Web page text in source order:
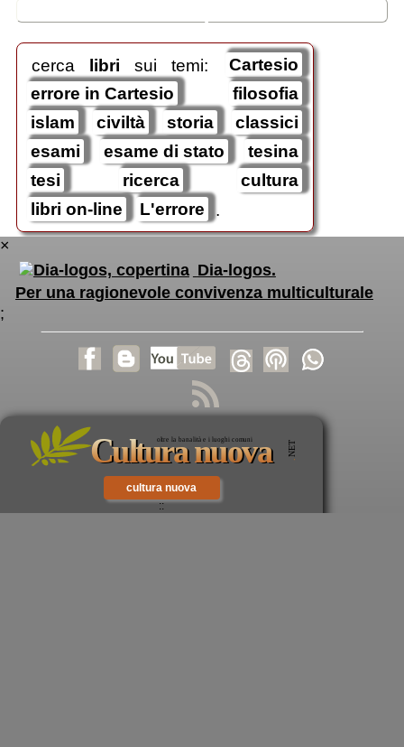
cerca libri sui temi:
Cartesio
errore in Cartesio
filosofia
islam
civiltà storia
classici
esami
esame di stato
tesina
tesi
ricerca
cultura
libri on-line
L'errore .
×
Dia-logos.
Per una ragionevole convivenza multiculturale
;
cultura nuova
::